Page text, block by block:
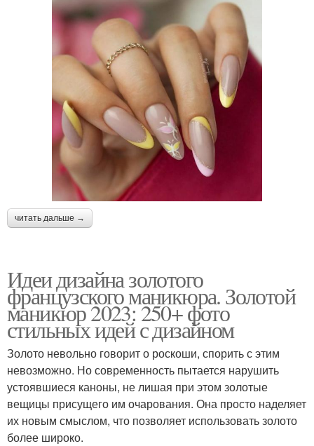
читать дальше →
Идеи дизайна золотого
французского маникюра. Золотой
маникюр 2023: 250+ фото
стильных идей с дизайном
Золото невольно говорит о роскоши, спорить с этим
невозможно. Но современность пытается нарушить
устоявшиеся каноны, не лишая при этом золотые
вещицы присущего им очарования. Она просто наделяет
их новым смыслом, что позволяет использовать золото
более широко.